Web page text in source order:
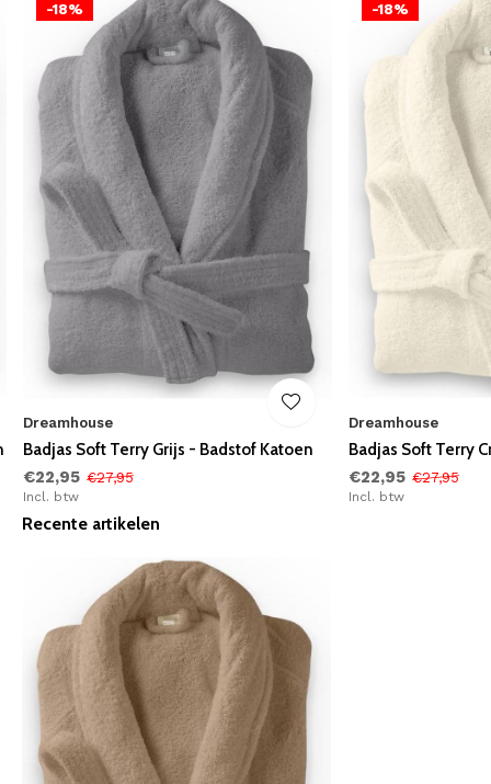
-18%
Dreamhouse
Badjas Soft Terry Grijs - Badstof Katoen
€22,95 €27,95
Incl. btw
-18%
Dreamhouse
Badjas Soft Terry
€22,95 €27,95
Incl. btw
Recente artikelen